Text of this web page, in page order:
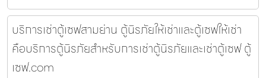
บริการเช่าตู้เซฟสามย่าน ตู้นิรภัยให้เช่าและตู้เซฟให้เช่า
คือบริการตู้นิรภัยสำหรับการเช่าตู้นิรภัยและเช่าตู้เซฟ ตู้
เซฟ.com